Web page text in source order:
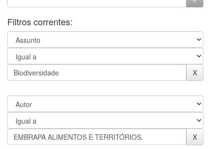
Filtros correntes: